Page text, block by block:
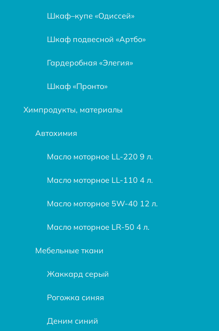
Шкаф–купе «Одиссей»
Шкаф подвесной «Артбо»
Гардеробная «Элегия»
Шкаф «Пронто»
Химпродукты, материалы
Автохимия
Масло моторное LL-220 9 л.
Масло моторное LL-110 4 л.
Масло моторное 5W-40 12 л.
Масло моторное LR-50 4 л.
Мебельные ткани
Жаккард серый
Рогожка синяя
Деним синий